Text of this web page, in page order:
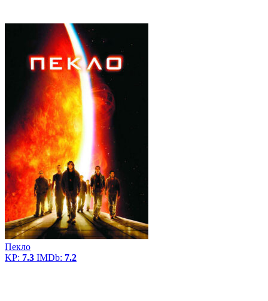
Пекло
KP: 7.3 IMDb: 7.2